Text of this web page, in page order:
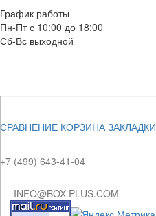
График работы
Пн-Пт с 10:00 до 18:00
Сб-Вс выходной
СРАВНЕНИЕ КОРЗИНА ЗАКЛАДКИ
+7 (499) 643-41-04
INFO@BOX-PLUS.COM